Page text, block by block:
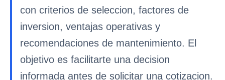
con criterios de seleccion, factores de
inversion, ventajas operativas y
recomendaciones de mantenimiento. El
objetivo es facilitarte una decision
informada antes de solicitar una cotizacion.